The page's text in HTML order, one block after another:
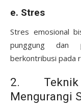
e. Stres
Stres emosional
punggung dan
berkontribusi pada
2.
Mengurangi